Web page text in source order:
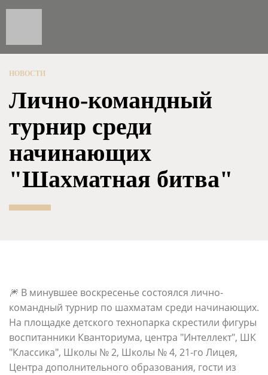
НОВОСТИ
Лично-командный
турнир среди
начинающих
"Шахматная битва"
🎆 В минувшее воскресенье состоялся лично-
командный турнир по шахматам среди начинающих.
На площадке детского технопарка скрестили фигуры
воспитанники Кванториума, центра "Интеллект", ШК
"Классика", Школы № 2, Школы № 4, 21-го Лицея,
Центра дополнительного образования, гости из